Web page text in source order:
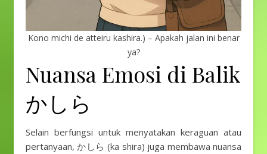
Kono michi de atteiru kashira.) – Apakah jalan ini benar
ya?
Nuansa Emosi di Balik
かしら
Selain berfungsi untuk menyatakan keraguan atau
pertanyaan, かしら (ka shira) juga membawa nuansa